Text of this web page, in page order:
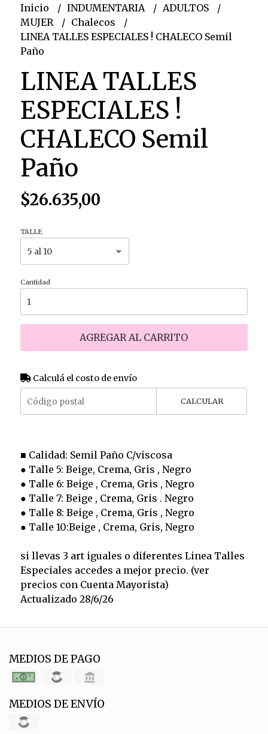
Inicio INDUMENTARIA
ADULTOS
MUJER
Chalecos
LINEA TALLES ESPECIALES ! CHALECO Semil
Paño
LINEA TALLES
ESPECIALES !
CHALECO Semil
Paño
$26.635,00
TALLE
Cantidad
AGREGAR AL CARRITO
Calculá el costo de envío
CALCULAR
■ Calidad: Semil Paño C/viscosa
● Talle 5: Beige, Crema, Gris , Negro
● Talle 6: Beige , Crema, Gris , Negro
● Talle 7: Beige , Crema, Gris . Negro
● Talle 8: Beige , Crema, Gris , Negro
● Talle 10:Beige , Crema, Gris, Negro
si llevas 3 art iguales o diferentes Linea Talles
Especiales accedes a mejor precio. (ver
precios con Cuenta Mayorista)
Actualizado 28/6/26
MEDIOS DE PAGO
MEDIOS DE ENVÍO